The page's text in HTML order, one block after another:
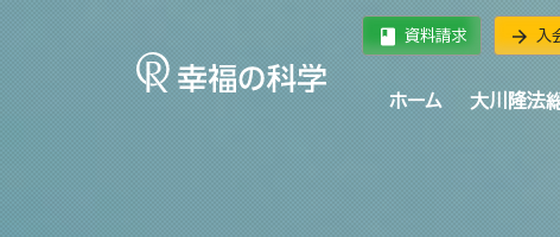
book 資料請求 arrow_forward 入
ホーム 大川隆法